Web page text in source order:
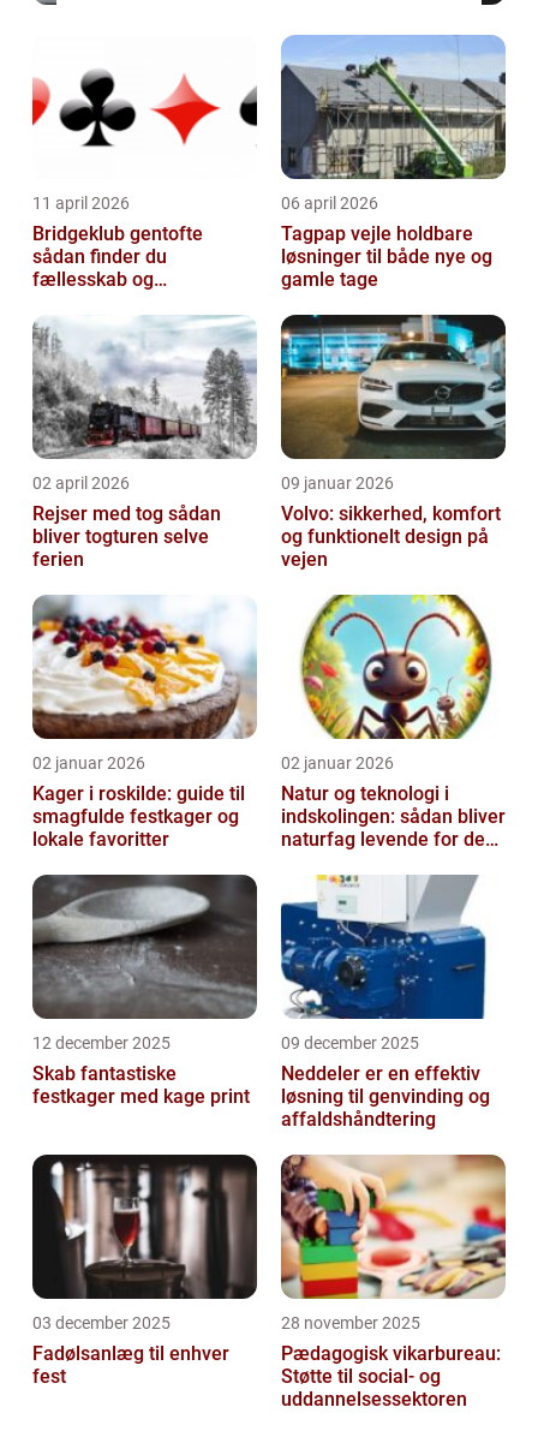
11 april 2026
Bridgeklub gentofte
sådan finder du
fællesskab og
06 april 2026
Tagpap vejle holdbare
løsninger til både nye og
gamle tage
02 april 2026
Rejser med tog sådan
bliver togturen selve
ferien
09 januar 2026
Volvo: sikkerhed, komfort
og funktionelt design på
vejen
02 januar 2026
Kager i roskilde: guide til
smagfulde festkager og
lokale favoritter
02 januar 2026
Natur og teknologi i
indskolingen: sådan bliver
naturfag levende for de
12 december 2025
Skab fantastiske
festkager med kage print
09 december 2025
Neddeler er en effektiv
løsning til genvinding og
affaldshåndtering
03 december 2025
Fadølsanlæg til enhver
fest
28 november 2025
Pædagogisk vikarbureau:
Støtte til social- og
uddannelsessektoren